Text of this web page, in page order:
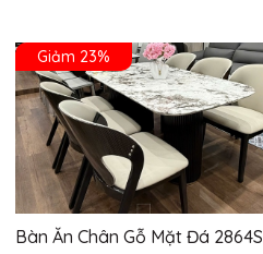
Giảm 23%
Bàn Ăn Chân Gỗ Mặt Đá 2864S